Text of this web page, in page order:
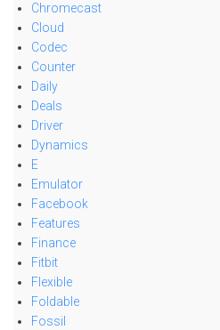
Chromecast
Cloud
Codec
Counter
Daily
Deals
Driver
Dynamics
E
Emulator
Facebook
Features
Finance
Fitbit
Flexible
Foldable
Fossil